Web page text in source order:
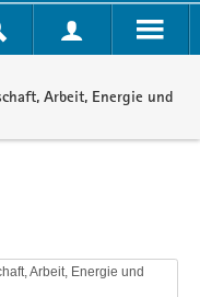
Arbeit, Energie und
Arbeit, Energie und